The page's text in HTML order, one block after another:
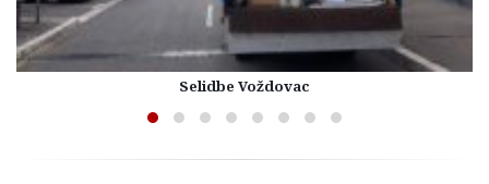
Selidbe Voždovac